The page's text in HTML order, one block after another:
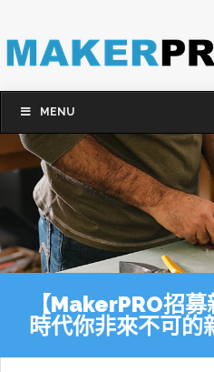
MENU
【MakerPRO招
時代你非來不可的